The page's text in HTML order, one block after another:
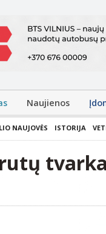
Naujienos
NAUJOVĖS ISTORIJA